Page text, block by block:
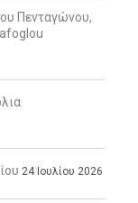
Πενταγώνου,
24 Ιουλίου 2026